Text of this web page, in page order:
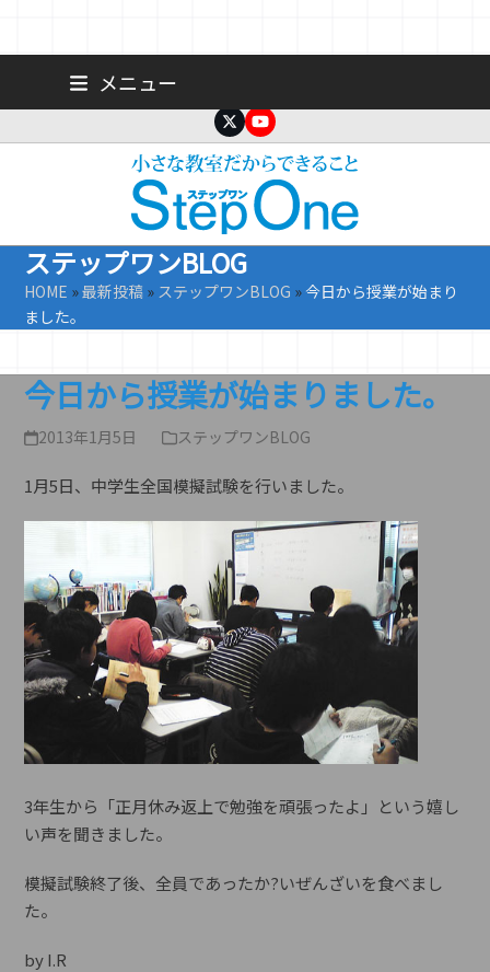
メニュー
TwitterYouTube
ステップワンBLOG
HOME »最新投稿 » ステップワンBLOG » 今日から授業が始まり
ました。
今日から授業が始まりました。
2013年1月5日 ステップワンBLOG
1月5日、中学生全国模擬試験を行いました。
3年生から「正月休み返上で勉強を頑張ったよ」という嬉し
い声を聞きました。
模擬試験終了後、全員であったか?いぜんざいを食べまし
た。
by I.R